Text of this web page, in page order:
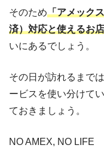
そのため「アメック
済）対応と使えるお
いにあるでしょう。
その日が訪れるまで
ービスを使い分けて
ておきましょう。
NO AMEX, NO LIFE